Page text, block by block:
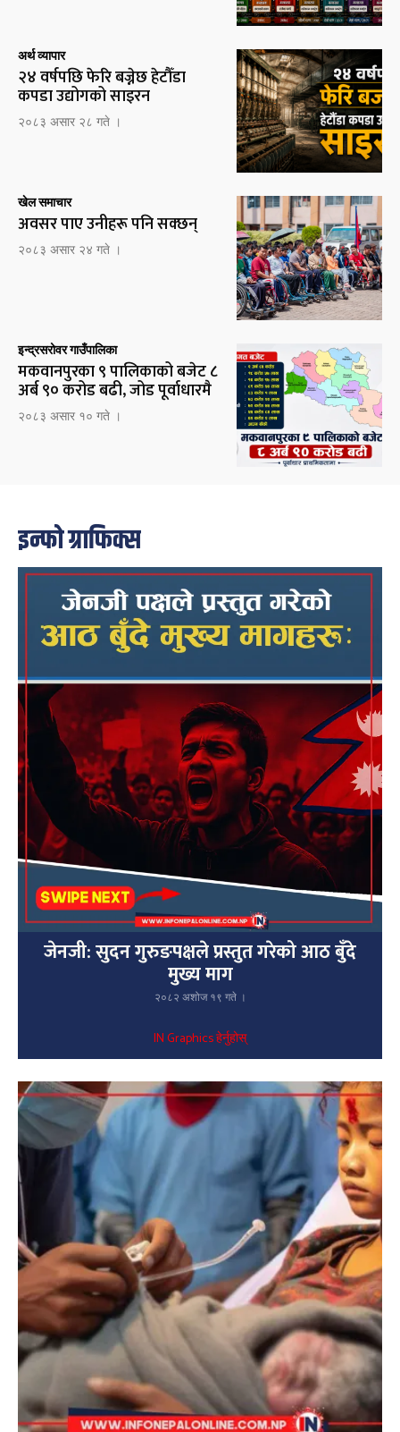
अर्थ व्यापार
२४ वर्षपछि फेरि बज्नेछ हेटौँडा
कपडा उद्योगको साइरन
२०८३ असार २८ गते ।
खेल समाचार
अवसर पाए उनीहरू पनि सक्छन्
२०८३ असार २४ गते ।
इन्द्रसरोवर गाउँपालिका
मकवानपुरका ९ पालिकाको बजेट ८
अर्ब ९० करोड बढी, जोड पूर्वाधारमै
२०८३ असार १० गते ।
इन्फो ग्राफिक्स
जेनजी: सुदन गुरुङपक्षले प्रस्तुत गरेको आठ बुँदे
मुख्य माग
२०८२ अशोज १९ गते ।
IN Graphics हेर्नुहोस्